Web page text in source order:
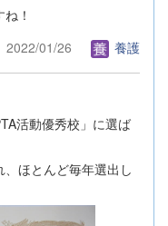
！
2022/01/26
養護
活動優秀校」に選ば
ほとんど毎年選出し